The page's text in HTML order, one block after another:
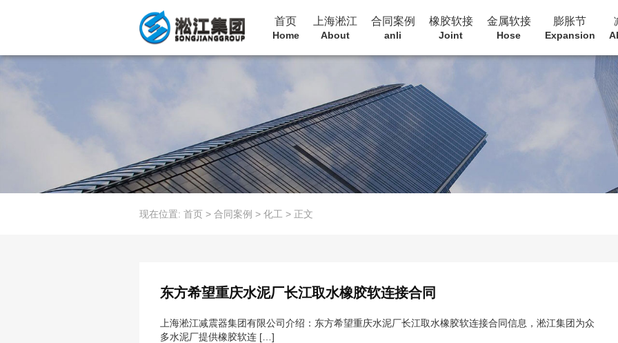
首页
Home
上海淞江
About
合同案例
anli
橡胶软接
Joint
金属软接
Hose
膨胀节
Expansion
现在位置: 首页 > 合同案例 > 化工 > 正文
东方希望重庆水泥厂长江取水橡胶软连接合同
上海淞江减震器集团有限公司介绍：东方希望重庆水泥厂长江取水橡胶软连接合同信息，淞江集团为众
多水泥厂提供橡胶软连 […]